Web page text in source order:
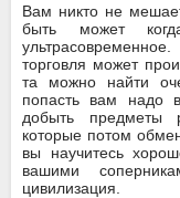
Вам никто не
быть может
торговля может
та можно найти
попасть вам надо
добыть предметы
которые потом
вы научитесь
вашими
цивилизация.